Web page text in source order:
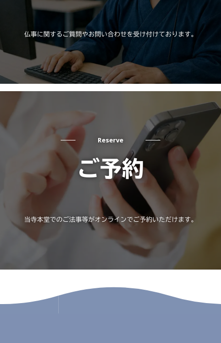
仏事に関するご質問やお問い合わせを受け付けております。
Reserve
ご予約
当寺本堂でのご法事等がオンラインでご予約いただけます。